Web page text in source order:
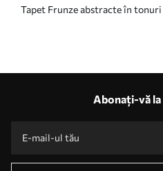
Tapet Frunze abstracte în tonuri
Abonați-vă